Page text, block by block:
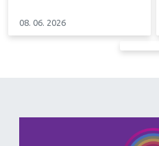
08. 06. 2026